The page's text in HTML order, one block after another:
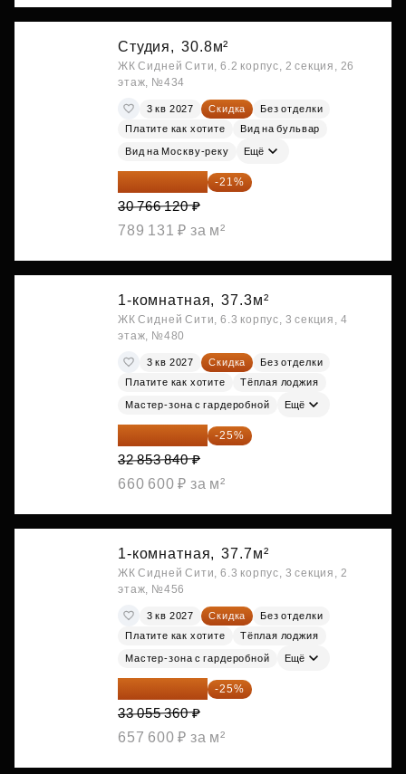
Студия, 30.8м²
ЖК Сидней Сити, 6.2 корпус, 2 секция, 26
этаж, №434
3 кв 2027 Скидка
Без отделки
Платите как хотите
Вид на бульвар
Вид на Москву-реку Ещё
24 305 235 ₽ -21%
30 766 120 ₽
789 131 ₽ за м²
1-комнатная, 37.3м²
ЖК Сидней Сити, 6.3 корпус, 3 секция, 4
этаж, №480
3 кв 2027 Скидка
Без отделки
Платите как хотите
Тёплая лоджия
Мастер-зона с гардеробной Ещё
24 640 380 ₽ -25%
32 853 840 ₽
660 600 ₽ за м²
1-комнатная, 37.7м²
ЖК Сидней Сити, 6.3 корпус, 3 секция, 2
этаж, №456
3 кв 2027 Скидка
Без отделки
Платите как хотите
Тёплая лоджия
Мастер-зона с гардеробной Ещё
24 791 520 ₽ -25%
33 055 360 ₽
657 600 ₽ за м²